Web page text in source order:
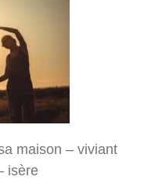
maison – viviant
isère